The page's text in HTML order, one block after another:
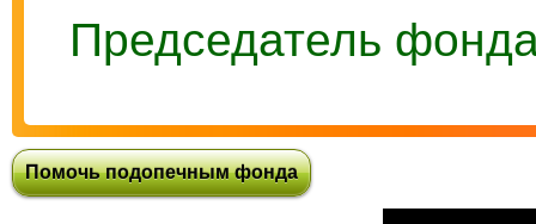
Председатель
Помочь подопечным фонда